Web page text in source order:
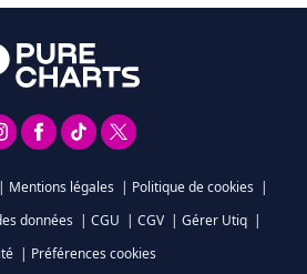
| Mentions légales | Politique de cookies |
données | CGU | CGV | Gérer Utiq |
| Préférences cookies